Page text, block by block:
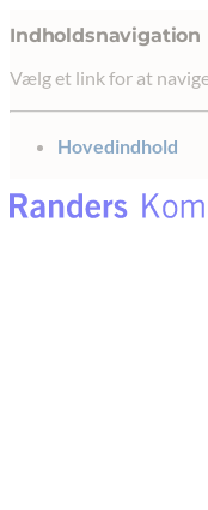
Indholdsnavigation
Vælg et link for at
gå til
Hovedindhold